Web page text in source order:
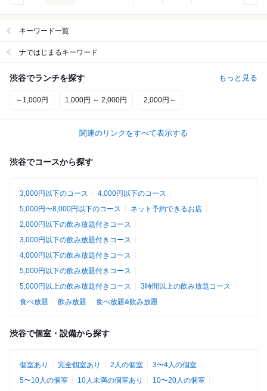
キーワード一覧
ナではじまるキーワード
渋谷でランチを探す もっと見る
～1,000円 1,000円 ～ 2,000円 2,000円～
関連のリンクをすべて表示する
渋谷でコースから探す
3,000円以下のコース
4,000円以下のコース
5,000円〜8,000円以下のコース
ネット予約できるお店
2,000円以下の飲み放題付きコース
3,000円以下の飲み放題付きコース
4,000円以下の飲み放題付きコース
5,000円以下の飲み放題付きコース
5,000円以上の飲み放題付きコース
3時間以上の飲み放題コース
食べ放題
飲み放題 食べ放題&飲み放題
渋谷で個室・設備から探す
個室あり 完全個室あり 2人の個室
3〜4人の個室
5〜10人の個室
10人未満の個室あり
10〜20人の個室